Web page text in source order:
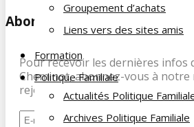
Groupement d’achats
Liens vers des sites amis
Formation
Politique Familiale
Actualités Politique
Archives Politique Familiale
Abonnez-vous à notre
Pour recevoir les dernières infos
Cheminot, abonnez-vous à
rejoignez nos 197 abonnés.